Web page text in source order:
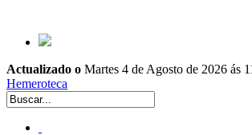
Actualizado o Martes 4 de Agosto de 2026 ás
Hemeroteca